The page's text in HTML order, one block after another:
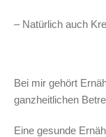
– Natürlich auch
Bei mir gehört
ganzheitlichen
Eine gesunde